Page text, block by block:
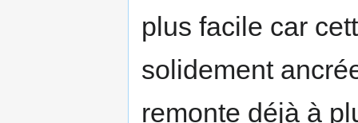
plus facile car
solidement
remonte déjà à